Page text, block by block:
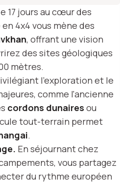
17 jours au cœur des
4x4 vous mène des
, offrant une vision
des sites géologiques
mètres.
l'exploration et le
comme l'ancienne
cordons dunaires ou
tout-terrain permet
.
En séjournant chez
vous partagez
du rythme européen